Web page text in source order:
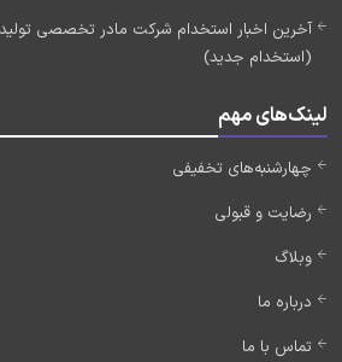
(استخدام جدید)
لینک‌های مهم
چهارشنبه‌های تخفیفی
رضایت و قبولی
وبلاگ
درباره ما
تماس با ما